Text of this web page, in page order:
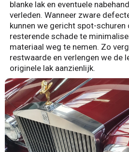
blanke lak en eventuele
verleden. Wanneer zware
kunnen we gericht spot-
resterende schade te
materiaal weg te nemen. Zo
restwaarde en verlengen we de
originele lak aanzienlijk.